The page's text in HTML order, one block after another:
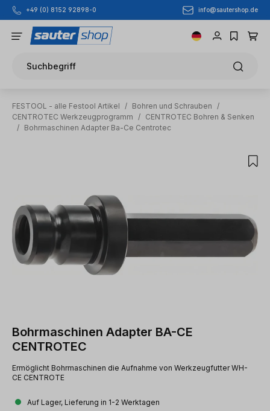
Zum Hauptinhalt springen
+49 (0) 8152 92898-0 info@sautershop.de
Suchbegriff
FESTOOL - alle Festool Artikel / Bohren und Schrauben
/
CENTROTEC Werkzeugprogramm
/ CENTROTEC Bohren & Senken
/ Bohrmaschinen Adapter Ba-Ce Centrotec
Bohrmaschinen Adapter BA-CE
CENTROTEC
Ermöglicht Bohrmaschinen die Aufnahme von Werkzeugfutter WH-
CE CENTROTE
Auf Lager, Lieferung in 1-2 Werktagen